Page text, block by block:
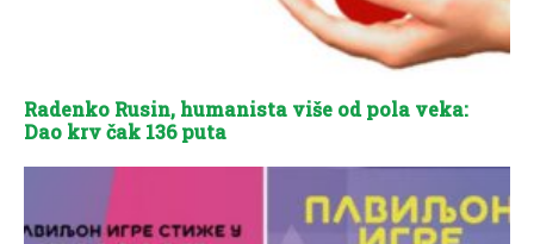
Radenko Rusin, humanista više od pola veka:
Dao krv čak 136 puta